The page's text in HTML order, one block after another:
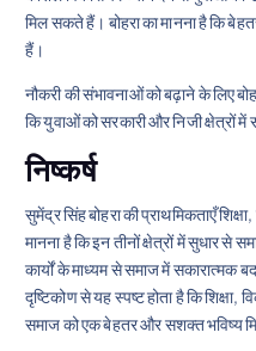
मिल सकते हैं। बोहरा का मानना है कि
हैं।
नौकरी की संभावनाओं को बढ़ाने के लिए
कि युवाओं को सरकारी और निजी क्षेत्रों
निष्कर्ष
सुमेंद्र सिंह बोहरा की प्राथमिकताएँ
मानना है कि इन तीनों क्षेत्रों में सुधार से
कार्यों के माध्यम से समाज में सकारात्मक
दृष्टिकोण से यह स्पष्ट होता है कि शिक्षा,
समाज को एक बेहतर और सशक्त भविष्य